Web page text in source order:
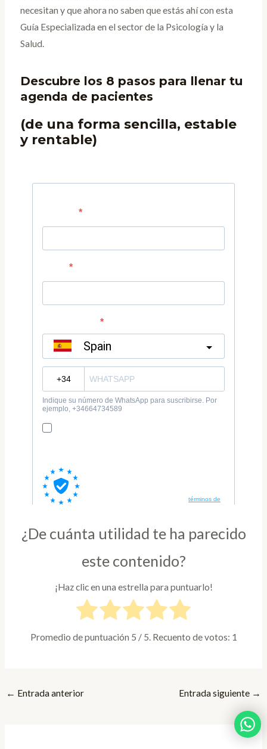
necesitan y que ahora no saben que estás ahí con esta
Guía Especializada en el sector de la Psicología y la
Salud.
Descubre los 8 pasos para llenar tu
agenda de pacientes
(de una forma sencilla, estable
y rentable)
¿De cuánta utilidad te ha parecido
este contenido?
¡Haz clic en una estrella para puntuarlo!
Promedio de puntuación 5 / 5. Recuento de votos: 1
← Entrada anterior Entrada siguiente →